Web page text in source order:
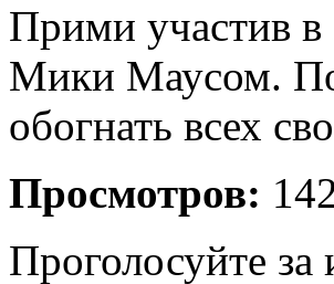
Прими участив
Мики Маусом.
обогнать всех
Просмотров:
Проголосуйте за